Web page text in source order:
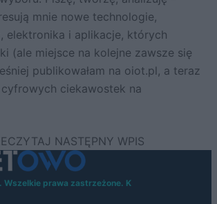
mnie nowe technologie,
elektronika i aplikacje, których
(ale miejsce na kolejne zawsze się
publikowałam na oiot.pl, a teraz
ciekawostek na
prawa zastrzeżone. K